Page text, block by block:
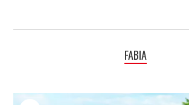
FABIA